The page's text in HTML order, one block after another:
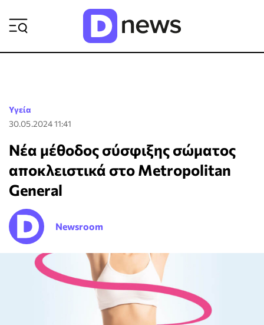
Υγεία
30.05.2024 11:41
Νέα μέθοδος σύσφιξης σώματος
αποκλειστικά στο Metropolitan
General
Newsroom